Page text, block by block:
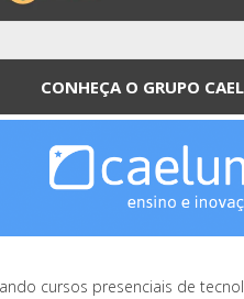
CONHEÇA O GRUPO
cursos presenciais de